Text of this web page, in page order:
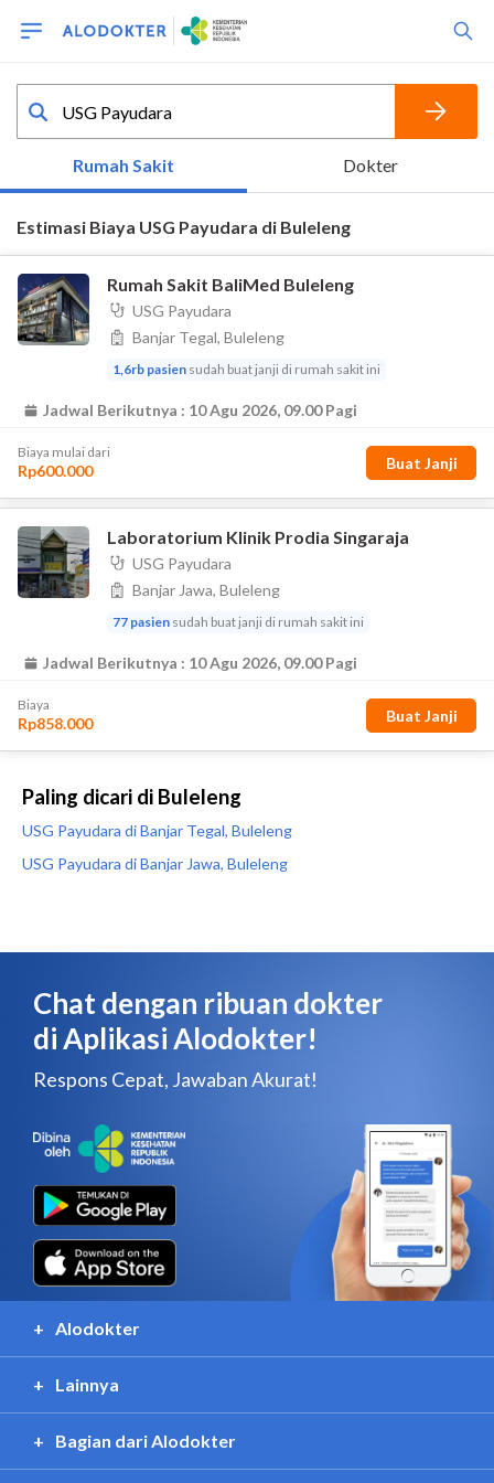
Paling dicari di Buleleng
USG Payudara di Banjar Tegal, Buleleng
USG Payudara di Banjar Jawa, Buleleng